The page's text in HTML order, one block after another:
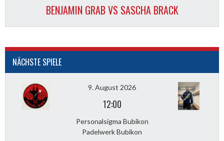
BENJAMIN GRAB VS SASCHA BRACK
NÄCHSTE SPIELE
9. August 2026
12:00
Personalsigma Bubikon
Padelwerk Bubikon